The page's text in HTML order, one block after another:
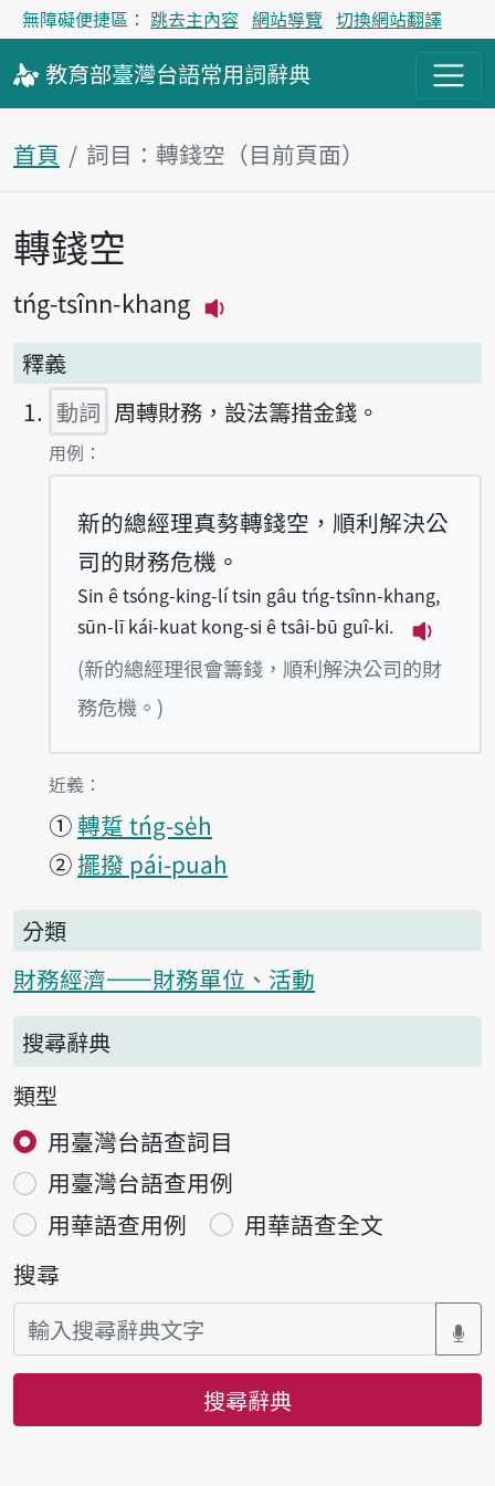
無障礙便捷區： 跳去主內容 網站導覽 切換網站翻譯
教育部臺灣台語常用詞辭典
首頁 詞目：轉錢空（目前頁面）
主內容區塊
轉錢空
tńg-tsînn-khang
釋義
動詞 周轉財務，設法籌措金錢。
第1項釋義的
用例：
新的總經理真𠢕轉錢空，順利解決公
司的財務危機。
Sin ê tsóng-king-lí tsin gâu tńg-tsînn-khang,
sūn-lī kái-kuat kong-si ê tsâi-bū guî-ki.
播放
(新的總經理很會籌錢，順利解決公司的財
務危機。)
第1項釋義的
近義：
①轉踅 tńg-se̍h
② 擺撥 pái-puah
分類
財務經濟——財務單位、活動
搜尋辭典
類型
用臺灣台語查詞目
用臺灣台語查用例
用華語查用例
用華語查全文
搜尋
搜尋辭典